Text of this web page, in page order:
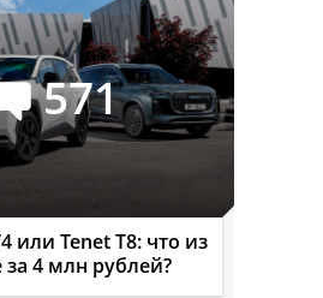
571
или Tenet T8: что из
4 млн рублей?